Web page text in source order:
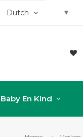
Dutch ▼
Baby En Kind